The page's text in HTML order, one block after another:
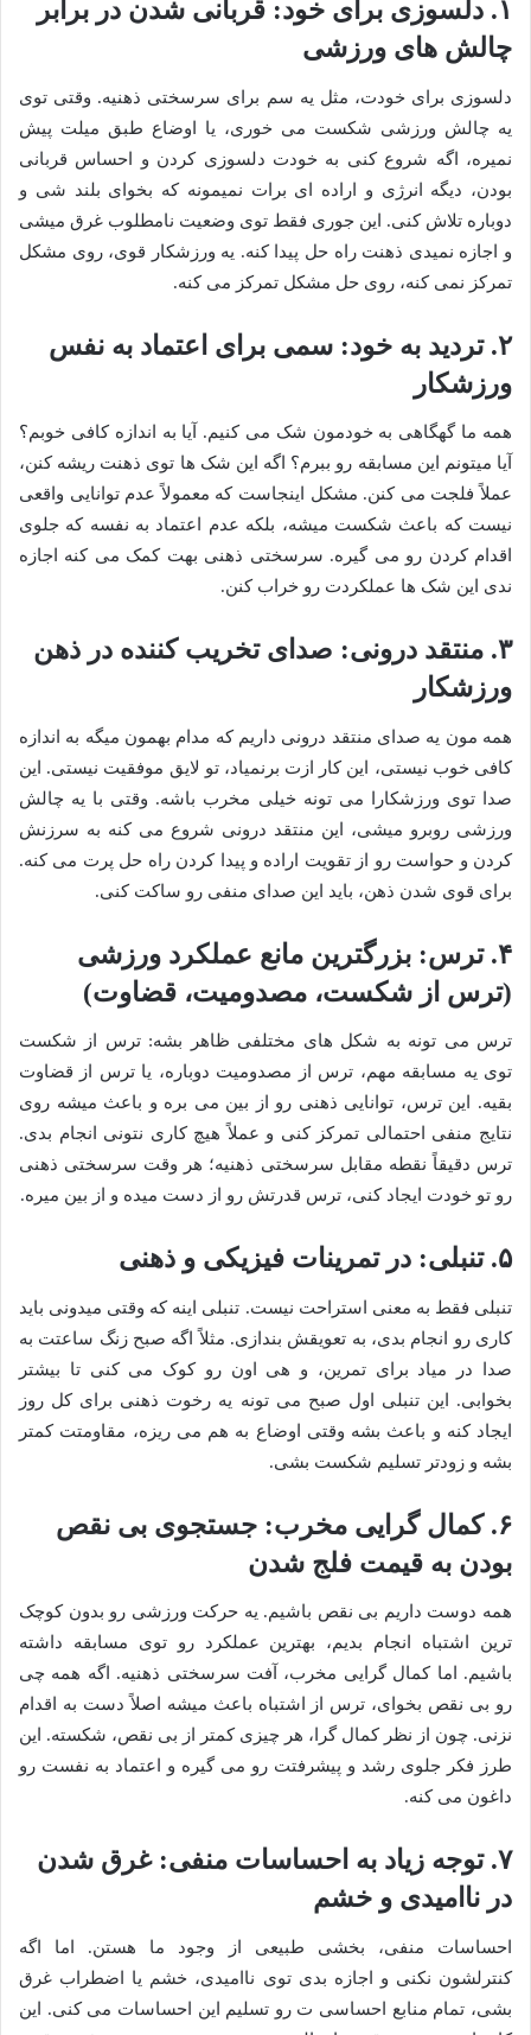
۱. دلسوزی برای خود: قربانی شدن در برابر
چالش های ورزشی
دلسوزی برای خودت، مثل یه سم برای سرسختی ذهنیه. وقتی توی
یه چالش ورزشی شکست می خوری، یا اوضاع طبق میلت پیش
نمیره، اگه شروع کنی به خودت دلسوزی کردن و احساس قربانی
بودن، دیگه انرژی و اراده ای برات نمیمونه که بخوای بلند شی و
دوباره تلاش کنی. این جوری فقط توی وضعیت نامطلوب غرق میشی
و اجازه نمیدی ذهنت راه حل پیدا کنه. یه ورزشکار قوی، روی مشکل
تمرکز نمی کنه، روی حل مشکل تمرکز می کنه.
۲. تردید به خود: سمی برای اعتماد به نفس
ورزشکار
همه ما گهگاهی به خودمون شک می کنیم. آیا به اندازه کافی خوبم؟
آیا میتونم این مسابقه رو ببرم؟ اگه این شک ها توی ذهنت ریشه کنن،
عملاً فلجت می کنن. مشکل اینجاست که معمولاً عدم توانایی واقعی
نیست که باعث شکست میشه، بلکه عدم اعتماد به نفسه که جلوی
اقدام کردن رو می گیره. سرسختی ذهنی بهت کمک می کنه اجازه
ندی این شک ها عملکردت رو خراب کنن.
۳. منتقد درونی: صدای تخریب کننده در ذهن
ورزشکار
همه مون یه صدای منتقد درونی داریم که مدام بهمون میگه به اندازه
کافی خوب نیستی، این کار ازت برنمیاد، تو لایق موفقیت نیستی. این
صدا توی ورزشکارا می تونه خیلی مخرب باشه. وقتی با یه چالش
ورزشی روبرو میشی، این منتقد درونی شروع می کنه به سرزنش
کردن و حواست رو از تقویت اراده و پیدا کردن راه حل پرت می کنه.
برای قوی شدن ذهن، باید این صدای منفی رو ساکت کنی.
۴. ترس: بزرگترین مانع عملکرد ورزشی
(ترس از شکست، مصدومیت، قضاوت)
ترس می تونه به شکل های مختلفی ظاهر بشه: ترس از شکست
توی یه مسابقه مهم، ترس از مصدومیت دوباره، یا ترس از قضاوت
بقیه. این ترس، توانایی ذهنی رو از بین می بره و باعث میشه روی
نتایج منفی احتمالی تمرکز کنی و عملاً هیچ کاری نتونی انجام بدی.
ترس دقیقاً نقطه مقابل سرسختی ذهنیه؛ هر وقت سرسختی ذهنی
رو تو خودت ایجاد کنی، ترس قدرتش رو از دست میده و از بین میره.
۵. تنبلی: در تمرینات فیزیکی و ذهنی
تنبلی فقط به معنی استراحت نیست. تنبلی اینه که وقتی میدونی باید
کاری رو انجام بدی، به تعویقش بندازی. مثلاً اگه صبح زنگ ساعتت به
صدا در میاد برای تمرین، و هی اون رو کوک می کنی تا بیشتر
بخوابی. این تنبلی اول صبح می تونه یه رخوت ذهنی برای کل روز
ایجاد کنه و باعث بشه وقتی اوضاع به هم می ریزه، مقاومتت کمتر
بشه و زودتر تسلیم شکست بشی.
۶. کمال گرایی مخرب: جستجوی بی نقص
بودن به قیمت فلج شدن
همه دوست داریم بی نقص باشیم. یه حرکت ورزشی رو بدون کوچک
ترین اشتباه انجام بدیم، بهترین عملکرد رو توی مسابقه داشته
باشیم. اما کمال گرایی مخرب، آفت سرسختی ذهنیه. اگه همه چی
رو بی نقص بخوای، ترس از اشتباه باعث میشه اصلاً دست به اقدام
نزنی. چون از نظر کمال گرا، هر چیزی کمتر از بی نقص، شکسته. این
طرز فکر جلوی رشد و پیشرفتت رو می گیره و اعتماد به نفست رو
داغون می کنه.
۷. توجه زیاد به احساسات منفی: غرق شدن
در ناامیدی و خشم
احساسات منفی، بخشی طبیعی از وجود ما هستن. اما اگه
کنترلشون نکنی و اجازه بدی توی ناامیدی، خشم یا اضطراب غرق
بشی، تمام منابع احساسی ت رو تسلیم این احساسات می کنی. این